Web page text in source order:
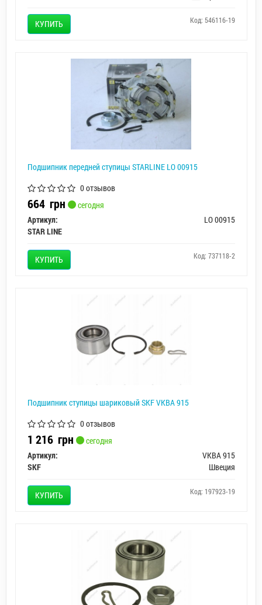
КУПИТЬ Код: 546116-19
Подшипник передней ступицы STARLINE LO 00915
0 отзывов
664 грн
сегодня
Артикул:
LO 00915
STAR LINE
КУПИТЬ Код: 737118-2
Подшипник ступицы шариковый SKF VKBA 915
0 отзывов
1 216 грн
сегодня
Артикул:
VKBA 915
SKF
Швеция
КУПИТЬ Код: 197923-19